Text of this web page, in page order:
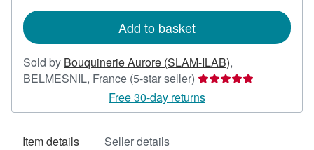
Add to basket
Sold by Bouquinerie Aurore (SLAM-ILAB),
BELMESNIL, France (5-star seller) Seller
rating
5
Free 30-day returns
Item details Seller details